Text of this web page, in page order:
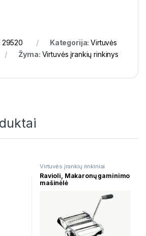
29520 Kategorija:Virtuvės
Žyma: Virtuvės įrankių rinkinys
Virtuvės įrankių rinkiniai
Ravioli, Makaronų gaminimo
mašinėlė